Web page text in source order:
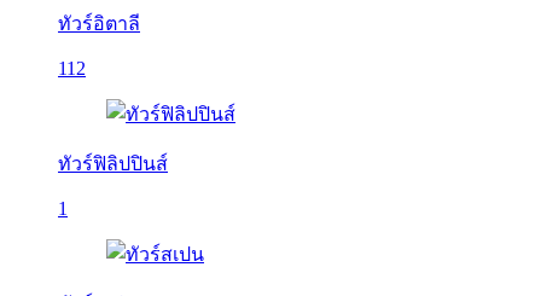
ทัวร์อิตาลี
112
ทัวร์ฟิลิปปินส์
1